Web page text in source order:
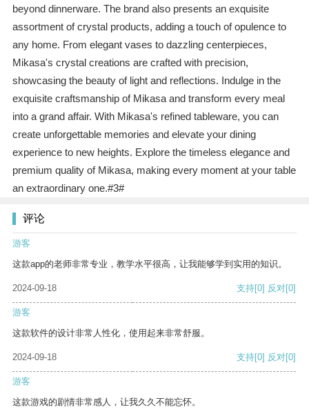
beyond dinnerware. The brand also presents an exquisite
assortment of crystal products, adding a touch of opulence to
any home. From elegant vases to dazzling centerpieces,
Mikasa's crystal creations are crafted with precision,
showcasing the beauty of light and reflections. Indulge in the
exquisite craftsmanship of Mikasa and transform every meal
into a grand affair. With Mikasa's refined tableware, you can
create unforgettable memories and elevate your dining
experience to new heights. Explore the timeless elegance and
premium quality of Mikasa, making every moment at your table
an extraordinary one.#3#
评论
游客
这款app的老师非常专业，教学水平很高，让我能够学到实用的知识。
2024-09-18 支持[0] 反对[0]
游客
这款软件的设计非常人性化，使用起来非常舒服。
2024-09-18 支持[0] 反对[0]
游客
这款游戏的剧情非常感人，让我久久不能忘怀。